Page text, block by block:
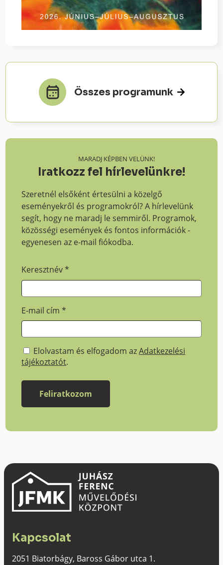
Összes programunk
MARADJ KÉPBEN VELÜNK!
Iratkozz fel hírlevelünkre!
Szeretnél elsőként értesülni a közelgő
eseményekről és programokról? A hírlevelünk
segít, hogy ne maradj le semmiről. Programok,
közösségi események és fontos információk -
egyenesen az e-mail fiókodba.
Keresztnév*
E-mail cím*
Elolvastam és elfogadom azAdatkezelési
tájékoztatót.
Kapcsolat
2051 Biatorbágy, Baross Gábor utca 1.